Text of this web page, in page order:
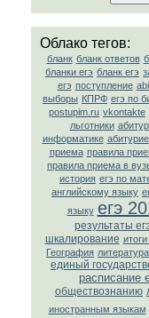
Облако тегов:
бланк бланк ответов
бланки егэ бланк егэ
егэ поступление
выборы КПРФ егэ по
postupim.ru vkontakte
льготники
информатике
приема правила
правила приема в
история егэ по
английскому языку
языку егэ
результаты
шкалирование итоги
География литература
единый
расписание
обществознанию
иностранным языкам